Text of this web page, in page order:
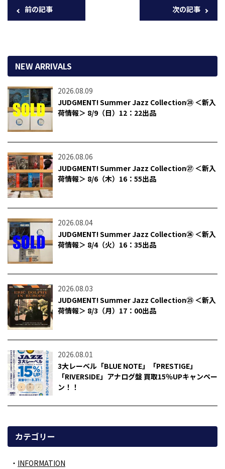
前の記事 次の記事
NEW ARRIVALS
2026.08.09
JUDGMENT! Summer Jazz Collection㉘ ＜新入
荷情報＞ 8/9（日）12：22出品
2026.08.06
JUDGMENT! Summer Jazz Collection㉗ ＜新入
荷情報＞ 8/6（木）16：55出品
2026.08.04
JUDGMENT! Summer Jazz Collection㉖ ＜新入
荷情報＞ 8/4（火）16：35出品
2026.08.03
JUDGMENT! Summer Jazz Collection㉕ ＜新入
荷情報＞ 8/3（月）17：00出品
2026.08.01
3大レーベル「BLUE NOTE」「PRESTIGE」
「RIVERSIDE」アナログ盤 買取15％UPキャンペー
ン！！
カテゴリー
INFORMATION